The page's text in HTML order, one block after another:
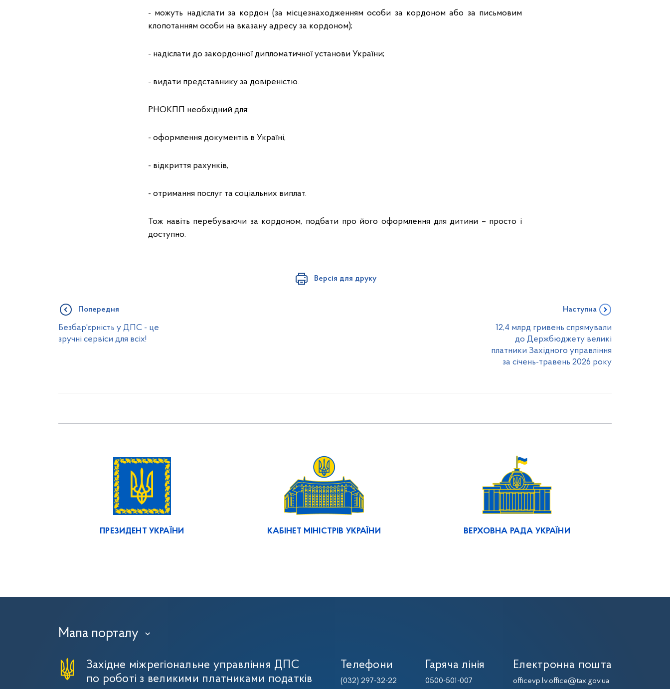
- можуть надіслати за кордон (за місцезнаходженням особи за кордоном або за письмовим
клопотанням особи на вказану адресу за кордоном);
- надіслати до закордонної дипломатичної установи України;
- видати представнику за довіреністю.
РНОКПП необхідний для:
- оформлення документів в Україні,
- відкриття рахунків,
- отримання послуг та соціальних виплат.
Тож навіть перебуваючи за кордоном, подбати про його оформлення для дитини – просто і
доступно.
Версія для друку
Попередня
Безбар'єрність у ДПС - це
зручні сервіси для всіх!
Наступна
12,4 млрд гривень спрямували
до Держбюджету великі
платники Західного управління
за січень-травень 2026 року
ПРЕЗИДЕНТ УКРАЇНИ КАБІНЕТ МІНІСТРІВ УКРАЇНИ ВЕРХОВНА РАДА УКРАЇНИ
Мапа порталу ›
Західне міжрегіональне управління ДПС
по роботі з великими платниками податків
Телефони
(032) 297-32-22
Гаряча лінія
0500-501-007
Електронна пошта
officevp.lv.office@tax.gov.ua